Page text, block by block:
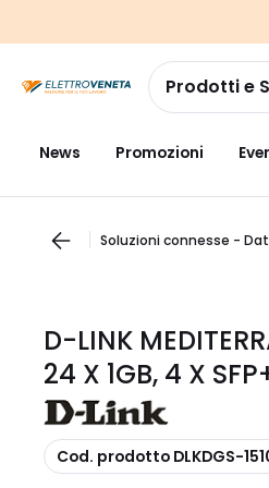
navigazionealla
pagina
Prodotti e
News Promozioni
Soluzioni connesse -
D-LINK
24 X 1GB, 4 X
copia
Cod. prodotto DLKDGS-